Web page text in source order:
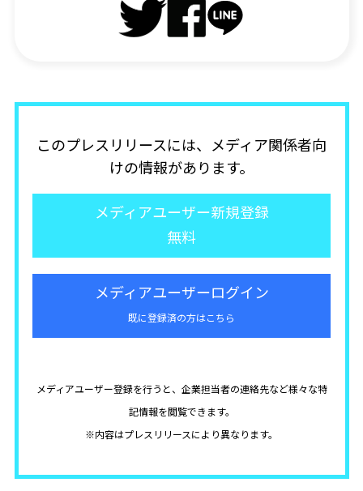
このプレスリリースには、メディア関係者向
けの情報があります。
メディアユーザー新規登録
無料
メディアユーザーログイン
既に登録済の方はこちら
メディアユーザー登録を行うと、企業担当者の連絡先など様々な特
記情報を閲覧できます。
※内容はプレスリリースにより異なります。